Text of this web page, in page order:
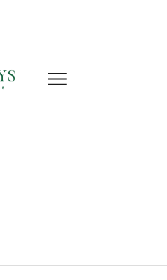
STORE メニュー